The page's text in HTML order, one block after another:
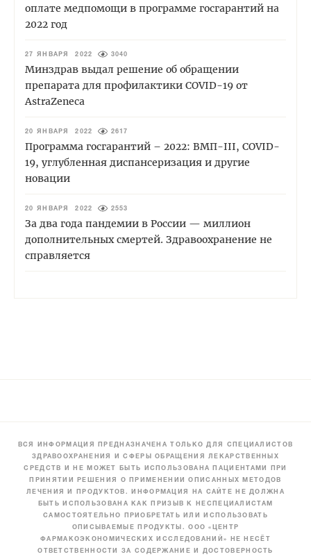
оплате медпомощи в программе госгарантий на
2022 год
27 ЯНВАРЯ 2022 3040
Минздрав выдал решение об обращении
препарата для профилактики COVID-19 от
AstraZeneca
20 ЯНВАРЯ 2022 2617
Программа госгарантий – 2022: ВМП-III, COVID-
19, углубленная диспансеризация и другие
новации
20 ЯНВАРЯ 2022 2553
За два года пандемии в России — миллион
дополнительных смертей. Здравоохранение не
справляется
ВСЯ ИНФОРМАЦИЯ ПРЕДНАЗНАЧЕНА ТОЛЬКО ДЛЯ СПЕЦИАЛИСТОВ
ЗДРАВООХРАНЕНИЯ И СФЕРЫ ОБРАЩЕНИЯ ЛЕКАРСТВЕННЫХ
СРЕДСТВ И НЕ МОЖЕТ БЫТЬ ИСПОЛЬЗОВАНА ПАЦИЕНТАМИ ПРИ
ПРИНЯТИИ РЕШЕНИЯ О ПРИМЕНЕНИИ ОПИСАННЫХ МЕТОДОВ
ЛЕЧЕНИЯ И ПРОДУКТОВ. ИНФОРМАЦИЯ НА САЙТЕ НЕ ДОЛЖНА
БЫТЬ ИСПОЛЬЗОВАНА КАК ПРИЗЫВ К НЕСПЕЦИАЛИСТАМ
САМОСТОЯТЕЛЬНО ПРИОБРЕТАТЬ ИЛИ ИСПОЛЬЗОВАТЬ
ОПИСЫВАЕМЫЕ ПРОДУКТЫ. ООО «ЦЕНТР
ФАРМАКОЭКОНОМИЧЕСКИХ ИССЛЕДОВАНИЙ» НЕ НЕСЁТ
ОТВЕТСТВЕННОСТИ ЗА СОДЕРЖАНИЕ И ДОСТОВЕРНОСТЬ